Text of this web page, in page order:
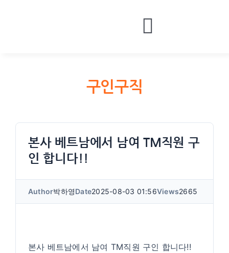
Toggle
MONEY
LOGIN
구인구직
본사 베트남에서 남여 TM직원 구
인 합니다!!
Author박하영Date2025-08-03 01:56Views2665
본사 베트남에서 남여 TM직원 구인 합니다!!